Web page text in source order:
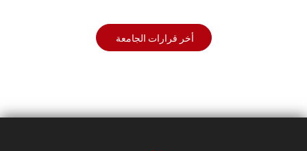
أخر قرارات الجامعة